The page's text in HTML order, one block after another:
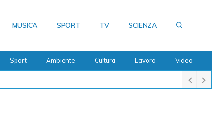
MUSICA SPORT TV SCIENZA
Sport Ambiente Cultura Lavoro Video